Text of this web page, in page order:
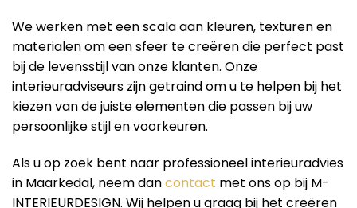
We werken met een scala aan kleuren, texturen en
materialen om een ​​sfeer te creëren die perfect past
bij de levensstijl van onze klanten. Onze
interieuradviseurs zijn getraind om u te helpen bij het
kiezen van de juiste elementen die passen bij uw
persoonlijke stijl en voorkeuren.
Als u op zoek bent naar professioneel interieuradvies
in Maarkedal, neem dancontact met ons op bij M-
INTERIEURDESIGN. Wij helpen u graag bij het creëren